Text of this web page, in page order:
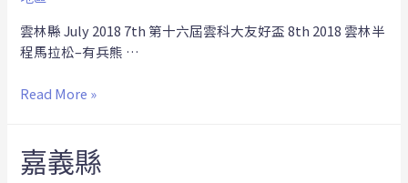
雲林縣 July 2018 7th 第十六屆雲科大友好盃 8th 2018 雲林半
程馬拉松–有兵熊 …
Read More »
嘉義縣